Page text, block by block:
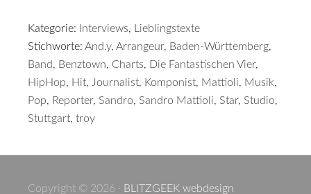
Kategorie: Interviews, Lieblingstexte
Stichworte: And.y, Arrangeur, Baden-Württemberg,
Band, Benztown, Charts, Die Fantastischen Vier,
HipHop, Hit, Journalist, Komponist, Mattioli, Musik,
Pop, Reporter, Sandro, Sandro Mattioli, Star, Studio,
Stuttgart, troy
Copyright © 2026 · BLITZGEEK webdesign